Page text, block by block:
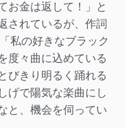
お金は返して！」と
されているが、作詞
私の好きなブラック
度々曲に込めている
びきり明るく踊れる
げで陽気な楽曲にし
と、機会を伺ってい